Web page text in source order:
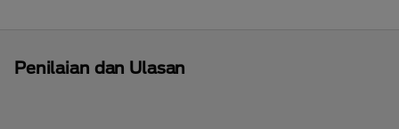
Penilaian dan Ulasan